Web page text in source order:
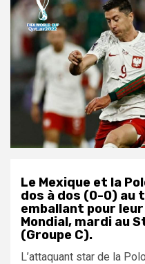
Le Mexique et la
dos à dos (0-0) au
emballant pour
Mondial, mardi au
(Groupe C).
L’attaquant star de la